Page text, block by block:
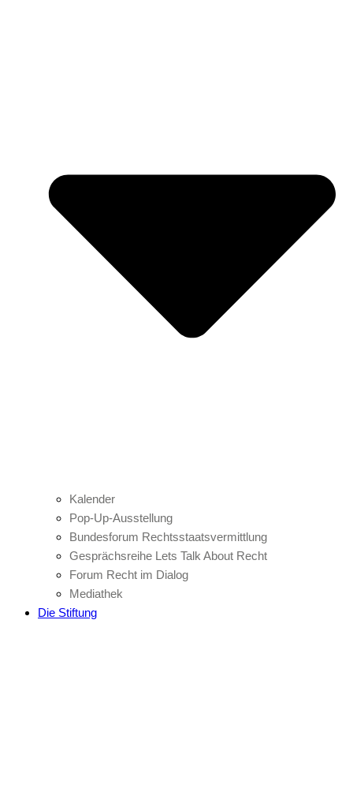
Kalender
Pop-Up-Ausstellung
Bundesforum Rechtsstaatsvermittlung
Gesprächsreihe Lets Talk About Recht
Forum Recht im Dialog
Mediathek
Die Stiftung